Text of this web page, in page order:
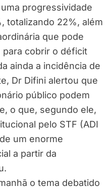
progressividade
totalizando 22%, além
que pode
para cobrir o déficit
ainda a incidência de
Dr Difini alertou que
público podem
o que, segundo ele,
pelo STF (ADI
um enorme
a partir da
o tema debatido